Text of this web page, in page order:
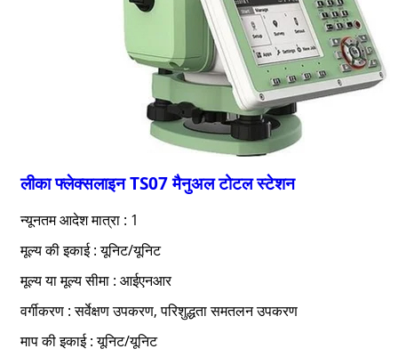
लीका फ्लेक्सलाइन TS07 मैनुअल टोटल स्टेशन
न्यूनतम आदेश मात्रा : 1
मूल्य की इकाई : यूनिट/यूनिट
मूल्य या मूल्य सीमा : आईएनआर
वर्गीकरण : सर्वेक्षण उपकरण, परिशुद्धता समतलन उपकरण
माप की इकाई : यूनिट/यूनिट